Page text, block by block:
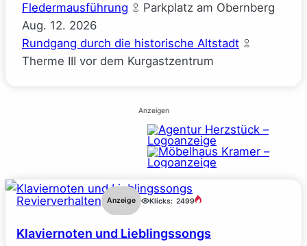
Fledermausführung
Parkplatz am Obernberg
Aug. 12. 2026
Rundgang durch die historische Altstadt
Therme III vor dem Kurgastzentrum
Anzeigen
Revierverhalten Anzeige Klicks: 2499
Klaviernoten und Lieblingssongs